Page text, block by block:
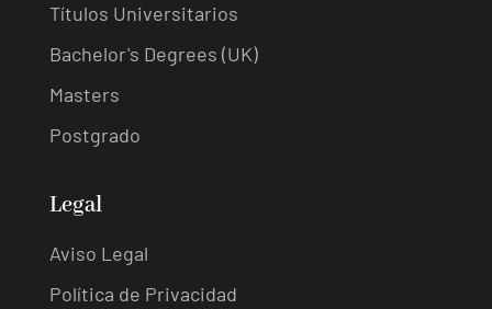
Títulos Universitarios
Bachelor's Degrees (UK)
Masters
Postgrado
Legal
Aviso Legal
Política de Privacidad